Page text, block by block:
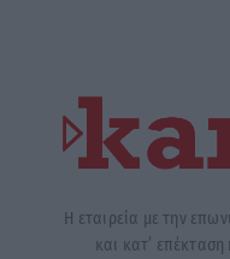
Η εταιρεία με την
και κατ’ επέκταση